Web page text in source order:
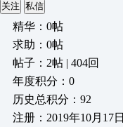
关注 私信
精华：0帖
求助：0帖
帖子：2帖 | 404回
年度积分：0
历史总积分：92
注册：2019年10月17日